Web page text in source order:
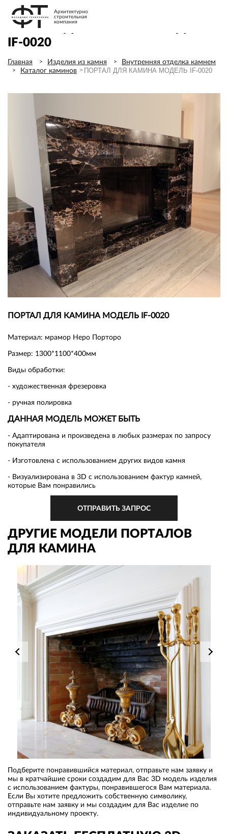
Архитектурно
строительная
компания
ПОРТАЛ ДЛЯ КАМИНА МОДЕЛЬ
IF-0020
Главная Изделия из камня
Внутренняя отделка камнем
Каталог каминов
ПОРТАЛ ДЛЯ КАМИНА МОДЕЛЬ IF-0020
ПОРТАЛ ДЛЯ КАМИНА МОДЕЛЬ IF-0020
Материал: мрамор Неро Порторо
Размер: 1300*1100*400мм
Виды обработки:
- художественная фрезеровка
- ручная полировка
ДАННАЯ МОДЕЛЬ МОЖЕТ БЫТЬ
- Адаптирована и произведена в любых размерах по запросу
покупателя
- Изготовлена с использованием других видов камня
- Визуализирована в 3D с использованием фактур камней,
которые Вам понравились
ОТПРАВИТЬ ЗАПРОС
ДРУГИЕ МОДЕЛИ ПОРТАЛОВ
ДЛЯ КАМИНА
Подберите понравившийся материал, отправьте нам заявку и
мы в кратчайшие сроки создадим для Вас 3D модель изделия
с использованием фактуры, понравившегося Вам материала.
Если Вы хотите предложить собственную символику,
отправьте нам заявку и мы создадим для Вас изделие по
индивидуальному проекту.